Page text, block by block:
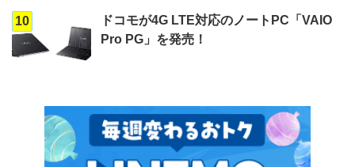
10
ドコモが4G LTE対応のノートPC「VAIO
Pro PG」を発売！